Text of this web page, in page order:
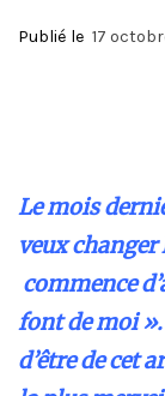
Publié le 17
Le mois
veux changer
commence
font de moi ».
d’être de cet